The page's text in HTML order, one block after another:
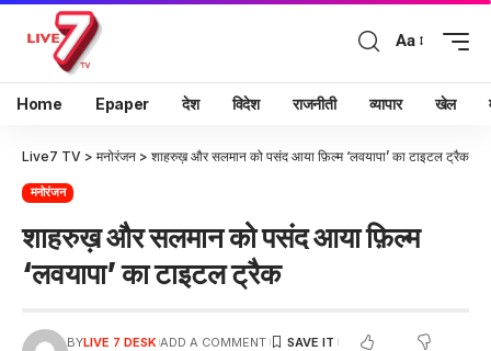
Aa
Home Epaper देश विदेश राजनीती व्यापार खेल
Live7 TV > मनोरंजन > शाहरुख़ और सलमान को पसंद आया फ़िल्म ‘लवयापा’ का टाइटल ट्रैक
मनोरंजन
शाहरुख़ और सलमान को पसंद आया फ़िल्म
‘लवयापा’ का टाइटल ट्रैक
BYLIVE 7 DESK ADD A COMMENT